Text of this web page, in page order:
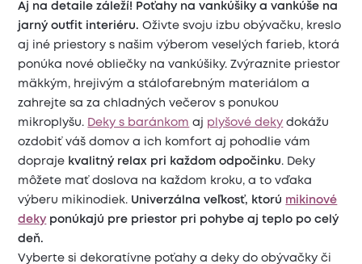
Aj na detaile záleží! Poťahy na vankúšiky a vankúše na
jarný outfit interiéru. Oživte svoju izbu obývačku, kreslo
aj iné priestory s našim výberom veselých farieb, ktorá
ponúka nové obliečky na vankúšiky. Zvýraznite priestor
mäkkým, hrejivým a stálofarebným materiálom a
zahrejte sa za chladných večerov s ponukou
mikroplyšu. Deky s baránkom aj plyšové deky dokážu
ozdobiť váš domov a ich komfort aj pohodlie vám
dopraje kvalitný relax pri každom odpočinku. Deky
môžete mať doslova na každom kroku, a to vďaka
výberu mikinodiek. Univerzálna veľkosť, ktorú mikinové
deky ponúkajú pre priestor pri pohybe aj teplo po celý
deň.
Vyberte si dekoratívne poťahy a deky do obývačky či